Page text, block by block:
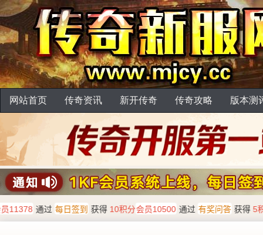
网站首页 传奇资讯 新开传奇 传奇攻略 版本测